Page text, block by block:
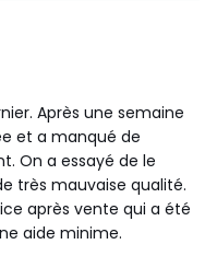
Après une semaine
et a manqué de
On a essayé de le
très mauvaise qualité.
après vente qui a été
aide minime.